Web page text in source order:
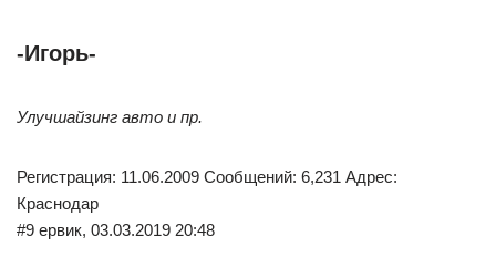
-Игорь-
Улучшайзинг авто и пр.
Регистрация: 11.06.2009 Сообщений: 6,231 Адрес:
Краснодар
#9 ервик, 03.03.2019 20:48